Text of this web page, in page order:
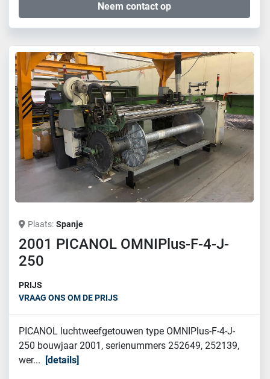
Neem contact op
Plaats Spanje
2001 PICANOL OMNIPlus-F-4-J-
250
PRIJS
VRAAG ONS OM DE PRIJS
PICANOL luchtweefgetouwen type OMNIPlus-F-4-J-
250 bouwjaar 2001, serienummers 252649, 252139,
wer...
details